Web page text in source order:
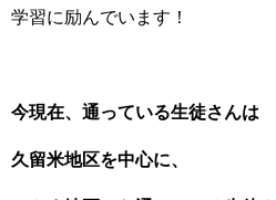
学習に励んでいます！
今現在、通っている生徒さんは
久留米地区を中心に、